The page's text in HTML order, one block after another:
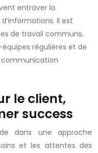
entraver la
Il est
de travail communs,
régulières et de
le client,
success
dans une approche
et les attentes des